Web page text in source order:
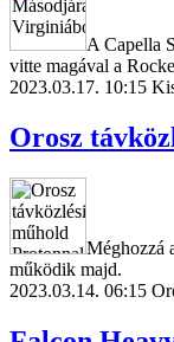
A Capella
vitte magával a
2023.03.17. 10:15
Orosz
Méghozzá
működik majd.
2023.03.14. 06:15